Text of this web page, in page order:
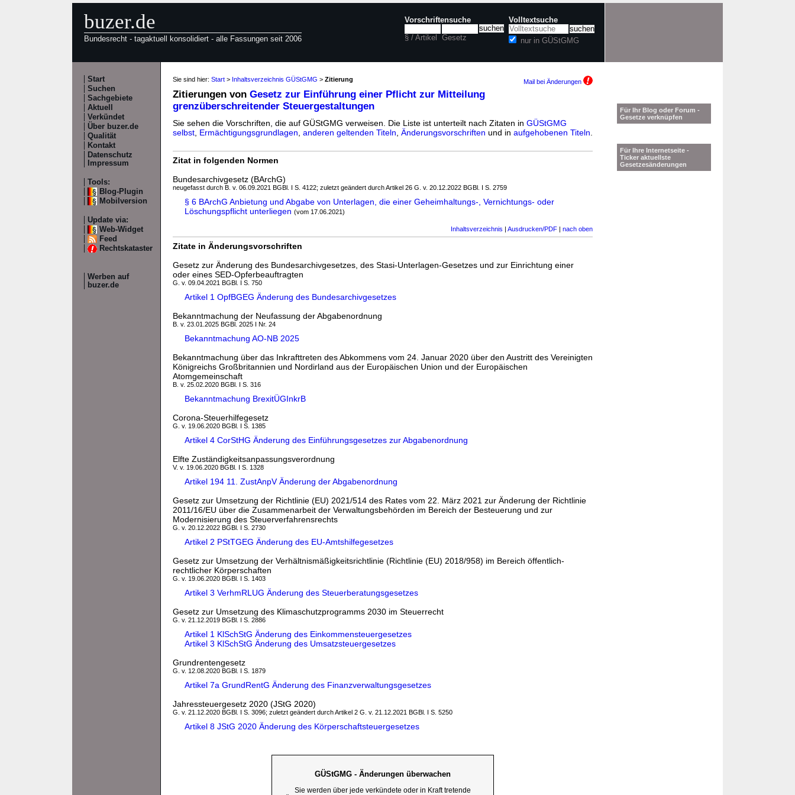
buzer.de
Bundesrecht - tagaktuell konsolidiert - alle Fassungen seit 2006
Vorschriftensuche
§ / Artikel Gesetz
Volltextsuche
nur in GÜStGMG
Start
Suchen
Sachgebiete
Aktuell
Verkündet
Über buzer.de
Qualität
Kontakt
Datenschutz
Impressum
Tools:
Blog-Plugin
Mobilversion
Update via:
Web-Widget
Feed
Rechtskataster
Werben auf
buzer.de
Sie sind hier: Start > Inhaltsverzeichnis GÜStGMG > Zitierung Mail bei Änderungen
Zitierungen von Gesetz zur Einführung einer Pflicht zur Mitteilung
grenzüberschreitender Steuergestaltungen
Sie sehen die Vorschriften, die auf GÜStGMG verweisen. Die Liste ist unterteilt nach Zitaten in GÜStGMG
selbst Ermächtigungsgrundlagen anderen geltenden Titeln Änderungsvorschriften und in aufgehobenen Titeln
Zitat in folgenden Normen
Bundesarchivgesetz (BArchG)
neugefasst durch B. v. 06.09.2021 BGBl. I S. 4122; zuletzt geändert durch Artikel 26 G. v. 20.12.2022 BGBl. I S. 2759
§ 6 BArchG Anbietung und Abgabe von Unterlagen, die einer Geheimhaltungs-, Vernichtungs- oder
Löschungspflicht unterliegen (vom 17.06.2021)
Inhaltsverzeichnis | Ausdrucken/PDF | nach oben
Zitate in Änderungsvorschriften
Gesetz zur Änderung des Bundesarchivgesetzes, des Stasi-Unterlagen-Gesetzes und zur Einrichtung einer
oder eines SED-Opferbeauftragten
G. v. 09.04.2021 BGBl. I S. 750
Artikel 1 OpfBGEG Änderung des Bundesarchivgesetzes
Bekanntmachung der Neufassung der Abgabenordnung
B. v. 23.01.2025 BGBl. 2025 I Nr. 24
Bekanntmachung AO-NB 2025
Bekanntmachung über das Inkrafttreten des Abkommens vom 24. Januar 2020 über den Austritt des Vereinigten
Königreichs Großbritannien und Nordirland aus der Europäischen Union und der Europäischen
Atomgemeinschaft
B. v. 25.02.2020 BGBl. I S. 316
Bekanntmachung BrexitÜGInkrB
Corona-Steuerhilfegesetz
G. v. 19.06.2020 BGBl. I S. 1385
Artikel 4 CorStHG Änderung des Einführungsgesetzes zur Abgabenordnung
Elfte Zuständigkeitsanpassungsverordnung
V. v. 19.06.2020 BGBl. I S. 1328
Artikel 194 11. ZustAnpV Änderung der Abgabenordnung
Gesetz zur Umsetzung der Richtlinie (EU) 2021/514 des Rates vom 22. März 2021 zur Änderung der Richtlinie
2011/16/EU über die Zusammenarbeit der Verwaltungsbehörden im Bereich der Besteuerung und zur
Modernisierung des Steuerverfahrensrechts
G. v. 20.12.2022 BGBl. I S. 2730
Artikel 2 PStTGEG Änderung des EU-Amtshilfegesetzes
Gesetz zur Umsetzung der Verhältnismäßigkeitsrichtlinie (Richtlinie (EU) 2018/958) im Bereich öffentlich-
rechtlicher Körperschaften
G. v. 19.06.2020 BGBl. I S. 1403
Artikel 3 VerhmRLUG Änderung des Steuerberatungsgesetzes
Gesetz zur Umsetzung des Klimaschutzprogramms 2030 im Steuerrecht
G. v. 21.12.2019 BGBl. I S. 2886
Artikel 1 KlSchStG Änderung des Einkommensteuergesetzes
Artikel 3 KlSchStG Änderung des Umsatzsteuergesetzes
Grundrentengesetz
G. v. 12.08.2020 BGBl. I S. 1879
Artikel 7a GrundRentG Änderung des Finanzverwaltungsgesetzes
Jahressteuergesetz 2020 (JStG 2020)
G. v. 21.12.2020 BGBl. I S. 3096; zuletzt geändert durch Artikel 2 G. v. 21.12.2021 BGBl. I S. 5250
Artikel 8 JStG 2020 Änderung des Körperschaftsteuergesetzes
GÜStGMG - Änderungen überwachen
Sie werden über jede verkündete oder in Kraft tretende
Für Ihr Blog oder Forum -
Gesetze verknüpfen
Für Ihre Internetseite -
Ticker aktuellste
Gesetzesänderungen